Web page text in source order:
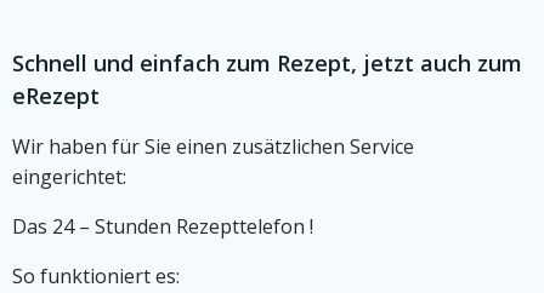
Schnell und einfach zum Rezept, jetzt auch zum
eRezept
Wir haben für Sie einen zusätzlichen Service
eingerichtet:
Das 24 – Stunden Rezepttelefon !
So funktioniert es: